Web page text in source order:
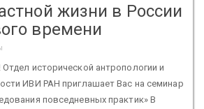
жизни в России
времени
исторической антропологии и
ИВИ РАН приглашает Вас на семинар
повседневных практик» В